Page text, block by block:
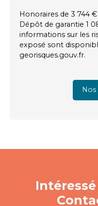
Honoraires de 3 744
Dépôt de garantie 1
informations sur les
exposé sont
georisques.gouv.fr.